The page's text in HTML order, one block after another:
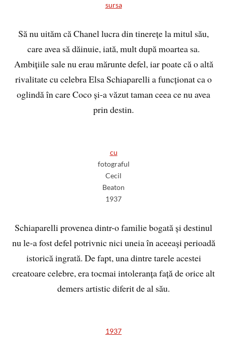
sursa
Să nu uităm că Chanel lucra din tinerețe la mitul său,
care avea să dăinuie, iată, mult după moartea sa.
Ambițiile sale nu erau mărunte defel, iar poate că o altă
rivalitate cu celebra Elsa Schiaparelli a funcționat ca o
oglindă în care Coco și-a văzut taman ceea ce nu avea
prin destin.
cu
fotograful
Cecil
Beaton
1937
Schiaparelli provenea dintr-o familie bogată și destinul
nu le-a fost defel potrivnic nici uneia în aceeași perioadă
istorică ingrată. De fapt, una dintre tarele acestei
creatoare celebre, era tocmai intoleranța față de orice alt
demers artistic diferit de al său.
1937